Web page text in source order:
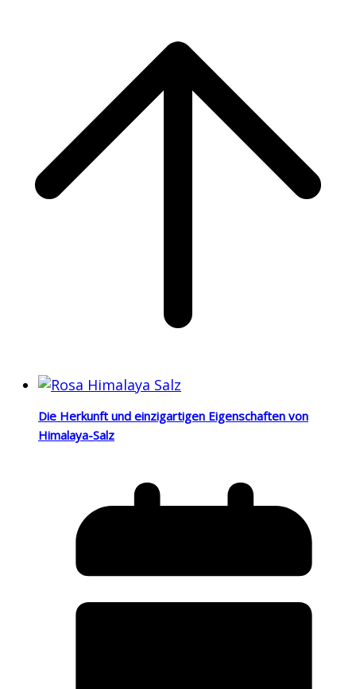
Die Herkunft und einzigartigen Eigenschaften von
Himalaya-Salz